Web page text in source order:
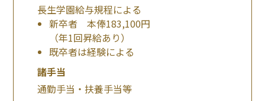
長生学園給与規程による
新卒者 本俸183,100円
（年1回昇給あり）
既卒者は経験による
諸手当
通勤手当・扶養手当等